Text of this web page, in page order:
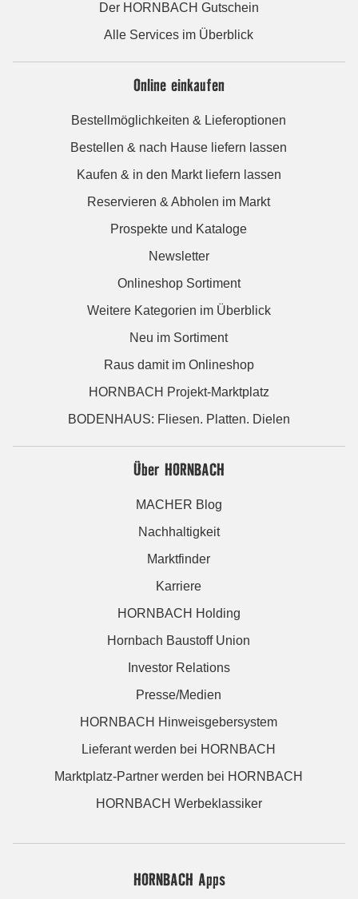
Der HORNBACH Gutschein
Alle Services im Überblick
Online einkaufen
Bestellmöglichkeiten & Lieferoptionen
Bestellen & nach Hause liefern lassen
Kaufen & in den Markt liefern lassen
Reservieren & Abholen im Markt
Prospekte und Kataloge
Newsletter
Onlineshop Sortiment
Weitere Kategorien im Überblick
Neu im Sortiment
Raus damit im Onlineshop
HORNBACH Projekt-Marktplatz
BODENHAUS: Fliesen. Platten. Dielen
Über HORNBACH
MACHER Blog
Nachhaltigkeit
Marktfinder
Karriere
HORNBACH Holding
Hornbach Baustoff Union
Investor Relations
Presse/Medien
HORNBACH Hinweisgebersystem
Lieferant werden bei HORNBACH
Marktplatz-Partner werden bei HORNBACH
HORNBACH Werbeklassiker
HORNBACH Apps